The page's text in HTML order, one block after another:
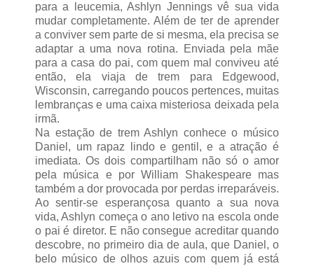
para a leucemia, Ashlyn Jennings vê sua vida
mudar completamente. Além de ter de aprender
a conviver sem parte de si mesma, ela precisa se
adaptar a uma nova rotina. Enviada pela mãe
para a casa do pai, com quem mal conviveu até
então, ela viaja de trem para Edgewood,
Wisconsin, carregando poucos pertences, muitas
lembranças e uma caixa misteriosa deixada pela
irmã.
Na estação de trem Ashlyn conhece o músico
Daniel, um rapaz lindo e gentil, e a atração é
imediata. Os dois compartilham não só o amor
pela música e por William Shakespeare mas
também a dor provocada por perdas irreparáveis.
Ao sentir-se esperançosa quanto a sua nova
vida, Ashlyn começa o ano letivo na escola onde
o pai é diretor. E não consegue acreditar quando
descobre, no primeiro dia de aula, que Daniel, o
belo músico de olhos azuis com quem já está